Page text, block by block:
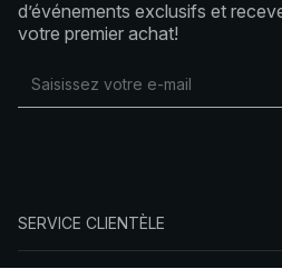
d’événements exclusifs et
votre premier achat!
SERVICE CLIENTÈLE